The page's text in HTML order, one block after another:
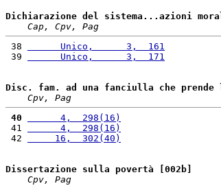
Dichiarazione del sistema...azioni
Cap, Cpv, Pag
38
      Unico,      3,  161
39
      Unico,      3,  171
Disc. fam. ad una fanciulla che
Cpv, Pag
40
      4,  298(16)
41
      4,  298(16)
42
     16,  302(40)
Dissertazione sulla povertà [002b]
Cpv, Pag